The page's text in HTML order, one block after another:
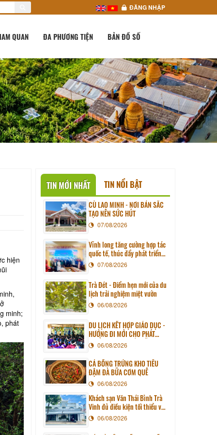
ĐĂNG NHẬP
QUAN ĐA PHƯƠNG TIỆN BẢN ĐỒ SỐ
hiện
minh;
phát
TIN MỚI NHẤT TIN NỔI BẬT
CÙ LAO MINH - NƠI BẢN SẮC
TẠO NÊN SỨC HÚT
07/08/2026
Vĩnh long tăng cường hợp tác
quốc tế, thúc đẩy phát triển
du lịch qua chương trình làm
việc với đoàn công tác huyện
Sunchang (Hàn quốc)
07/08/2026
Trà Đét - Điểm hẹn mới của du
lịch trải nghiệm miệt vườn
06/08/2026
DU LỊCH KẾT HỢP GIÁO DỤC -
HƯỚNG ĐI MỚI CHO PHÁT
TRIỂN DU LỊCH BỀN VỮNG
06/08/2026
CÁ BỐNG TRỨNG KHO TIÊU
ĐẬM ĐÀ BỮA CƠM QUÊ
06/08/2026
Khách sạn Văn Thái Bình Trà
Vinh đủ điều kiện tối thiểu về
cơ sở vật chất kỹ thuật và
dịch vụ của cơ sở lưu trú du
lịch
06/08/2026